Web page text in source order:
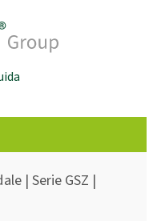
| Serie GSZ |